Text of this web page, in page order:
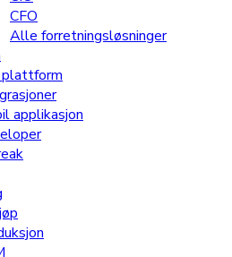
CFO
Alle forretningsløsninger
applikasjon